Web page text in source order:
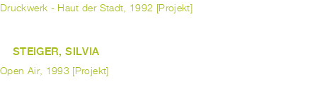
Druckwerk - Haut der Stadt, 1992 [Projekt]
STEIGER, SILVIA
Open Air, 1993 [Projekt]